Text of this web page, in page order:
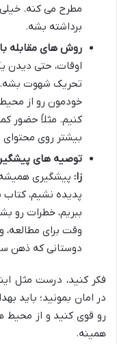
مطرح می کنه.
برداشته بشه.
روش های مقابله
اوقات، حتی
تحریک شهوت بشه.
خودمون رو از
کنیم. مثلاً حضور
بیشتر روی محتوای
توصیه های
زا: پیشگیری همیشه
پدیده نشیم، کتاب
ببریم، خطرات رو
وقت برای مطالعه،
دوستانی که ذهن
فکر کنید، درست مثل
در امان بمونید؛ باید
رو قوی کنید و از محیط
همینه.